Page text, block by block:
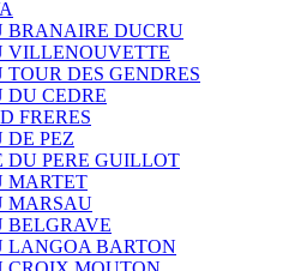
BRANAIRE DUCRU
VILLENOUVETTE
TOUR DES GENDRES
DU CEDRE
FRERES
DE PEZ
DU PERE GUILLOT
MARTET
MARSAU
BELGRAVE
LANGOA BARTON